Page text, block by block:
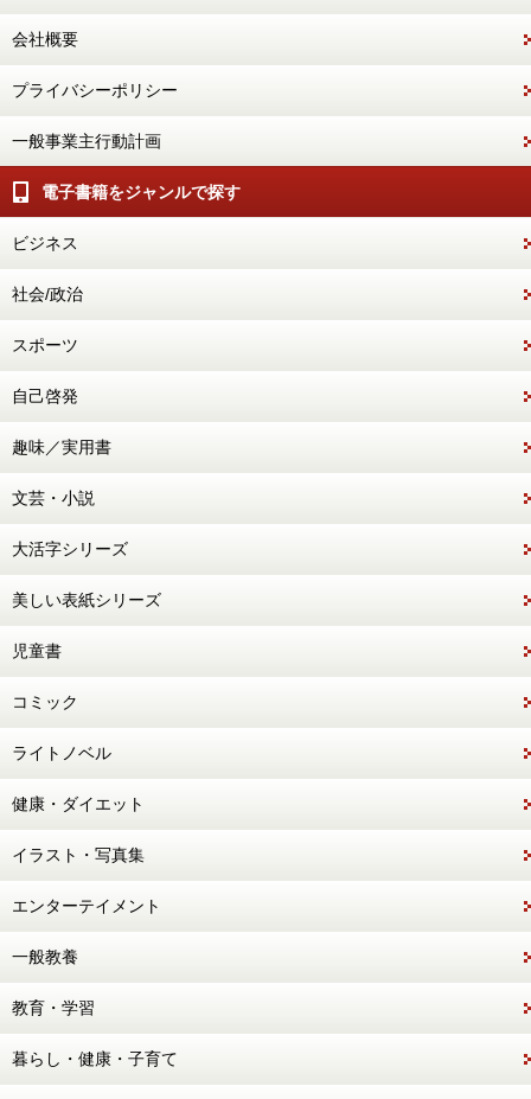
会社概要
プライバシーポリシー
一般事業主行動計画
電子書籍をジャンルで探す
ビジネス
社会/政治
スポーツ
自己啓発
趣味／実用書
文芸・小説
大活字シリーズ
美しい表紙シリーズ
児童書
コミック
ライトノベル
健康・ダイエット
イラスト・写真集
エンターテイメント
一般教養
教育・学習
暮らし・健康・子育て